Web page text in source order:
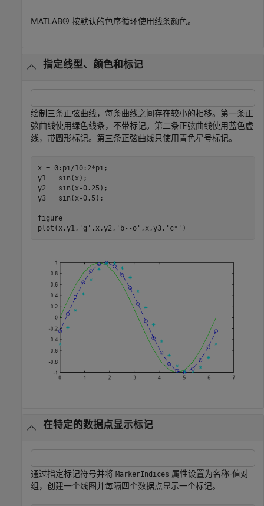
MATLAB® 按默认的色序循环使用线条颜色。
指定线型、颜色和标记
绘制三条正弦曲线，每条曲线之间存在较小的相移。第一条正
弦曲线使用绿色线条，不带标记。第二条正弦曲线使用蓝色虚
线，带圆形标记。第三条正弦曲线只使用青色星号标记。
x = 0:pi/10:2*pi;
y1 = sin(x);
y2 = sin(x-0.25);
y3 = sin(x-0.5);
figure
plot(x,y1, 'g' ,x,y2, 'b--o' ,x,y3, 'c*' )
在特定的数据点显示标记
通过指定标记符号并将 MarkerIndices 属性设置为名称-值对
组，创建一个线图并每隔四个数据点显示一个标记。